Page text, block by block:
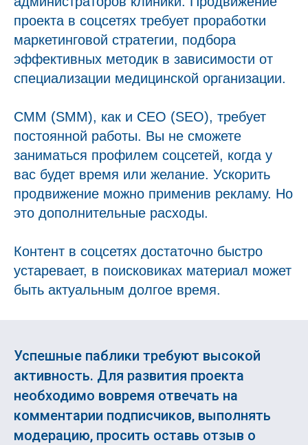
проекта в соцсетях требует проработки
маркетинговой стратегии, подбора
эффективных методик в зависимости от
специализации медицинской организации.
СММ (SMM), как и СЕО (SEO), требует
постоянной работы. Вы не сможете
заниматься профилем соцсетей, когда у
вас будет время или желание. Ускорить
продвижение можно применив рекламу. Но
это дополнительные расходы.
Контент в соцсетях достаточно быстро
устаревает, в поисковиках материал может
быть актуальным долгое время.
Успешные паблики требуют высокой
активность. Для развития проекта
необходимо вовремя отвечать на
комментарии подписчиков, выполнять
модерацию, просить оставь отзыв о